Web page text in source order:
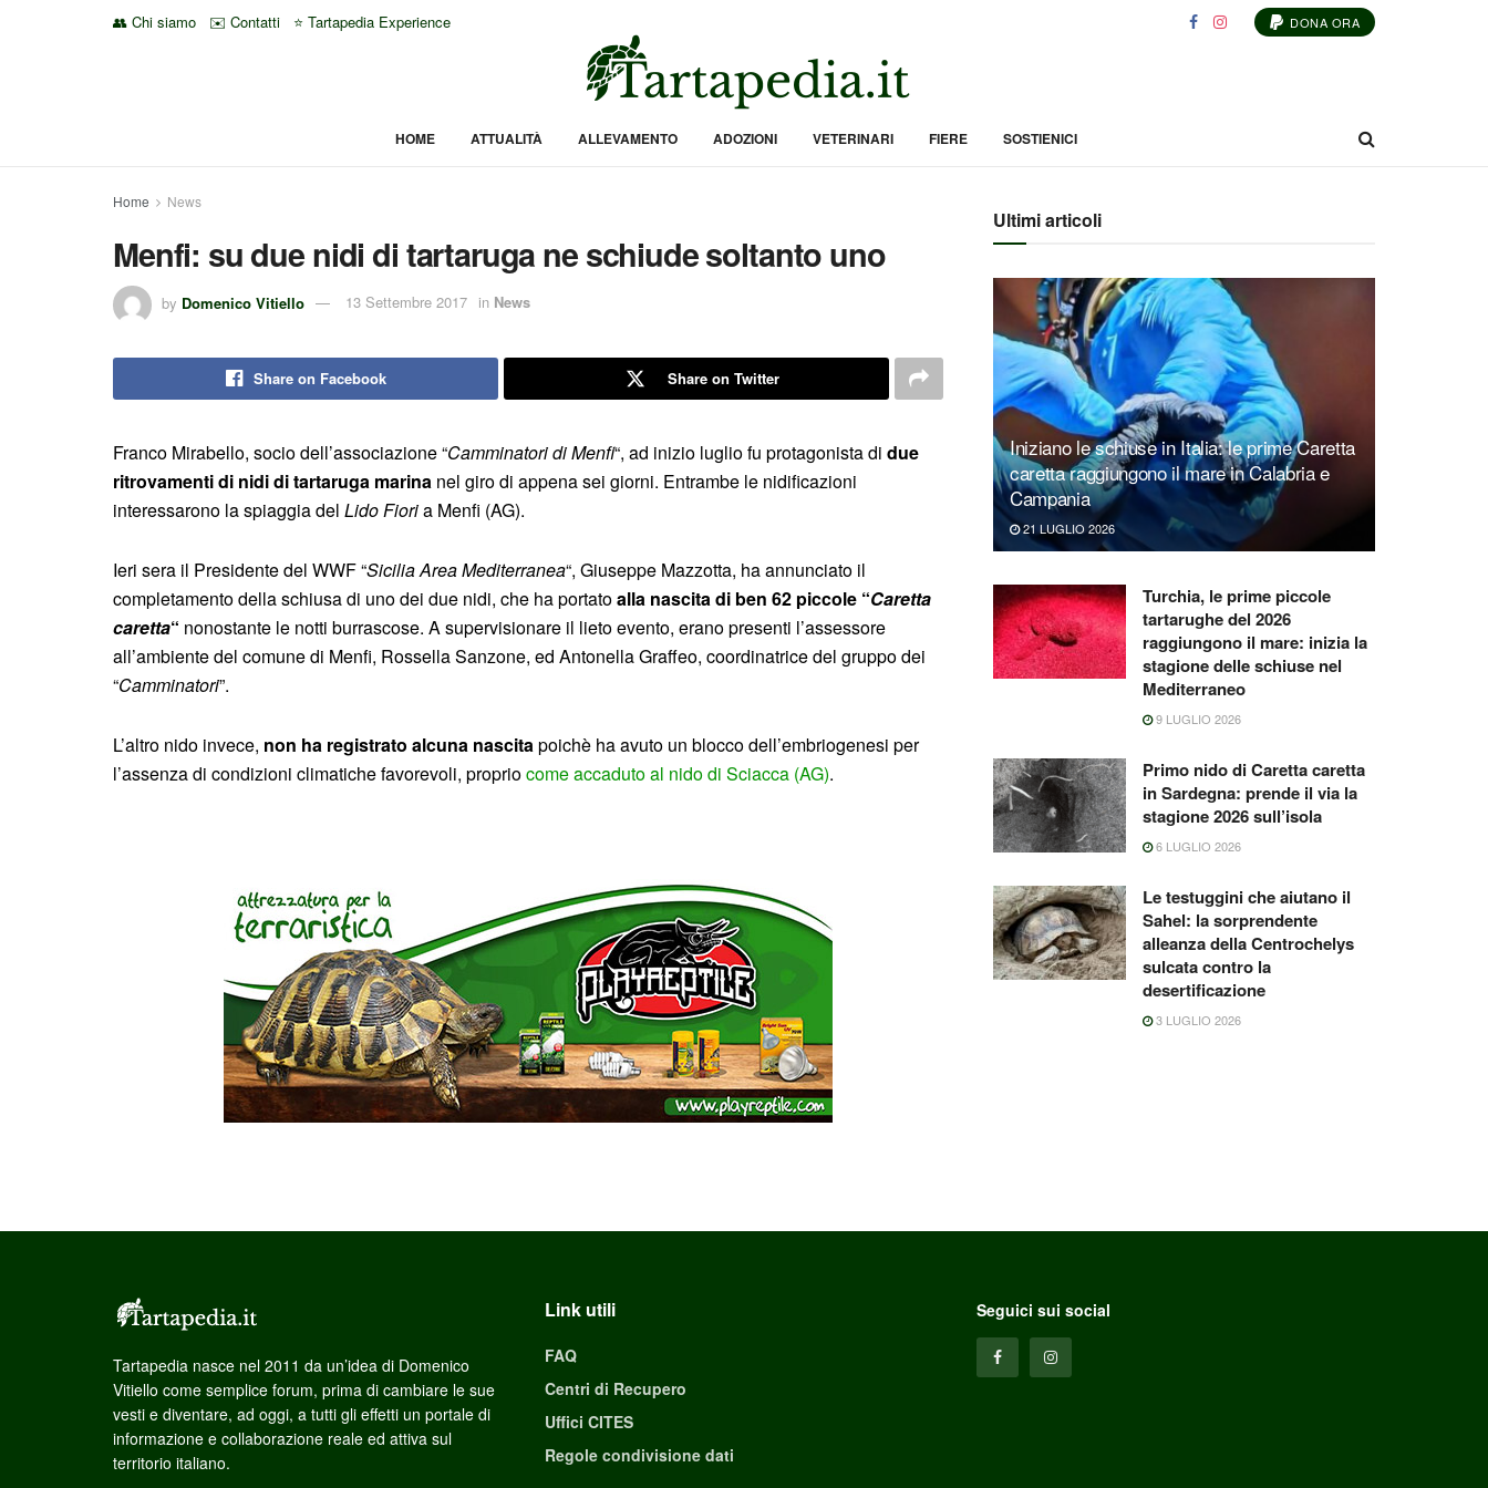
👥 Chi siamo ✉️ Contatti ⭐ Tartapedia Experience DONA ORA
HOME ATTUALITÀ ALLEVAMENTO ADOZIONI VETERINARI FIERE SOSTIENICI
Home News
Menfi: su due nidi di tartaruga ne schiude soltanto uno
by Domenico Vitiello 13 Settembre 2017 in News
Share on Facebook Share on Twitter
Franco Mirabello, socio dell’associazione “Camminatori di Menfi“, ad inizio luglio fu protagonista di due
ritrovamenti di nidi di tartaruga marina nel giro di appena sei giorni. Entrambe le nidificazioni
interessarono la spiaggia del Lido Fioria Menfi (AG).
Ieri sera il Presidente del WWF “Sicilia Area Mediterranea“, Giuseppe Mazzotta, ha annunciato il
completamento della schiusa di uno dei due nidi, che ha portatoalla nascita di ben 62 piccole “Caretta
caretta“ nonostante le notti burrascose. A supervisionare il lieto evento, erano presenti l’assessore
all’ambiente del comune di Menfi, Rossella Sanzone, ed Antonella Graffeo, coordinatrice del gruppo dei
“Camminatori”.
L’altro nido invece, non ha registrato alcuna nascita poichè ha avuto un blocco dell’embriogenesi per
l’assenza di condizioni climatiche favorevoli, propriocome accaduto al nido di Sciacca (AG).
Ultimi articoli
Iniziano le schiuse in Italia: le prime Caretta
caretta raggiungono il mare in Calabria e
Campania
21 LUGLIO 2026
Turchia, le prime piccole
tartarughe del 2026
raggiungono il mare: inizia la
stagione delle schiuse nel
Mediterraneo
9 LUGLIO 2026
Primo nido di Caretta caretta
in Sardegna: prende il via la
stagione 2026 sull’isola
6 LUGLIO 2026
Le testuggini che aiutano il
Sahel: la sorprendente
alleanza della Centrochelys
sulcata contro la
desertificazione
3 LUGLIO 2026
Tartapedia nasce nel 2011 da un’idea di Domenico
Vitiello come semplice forum, prima di cambiare le sue
vesti e diventare, ad oggi, a tutti gli effetti un portale di
informazione e collaborazione reale ed attiva sul
territorio italiano.
Link utili
FAQ
Centri di Recupero
Uffici CITES
Regole condivisione dati
Seguici sui social